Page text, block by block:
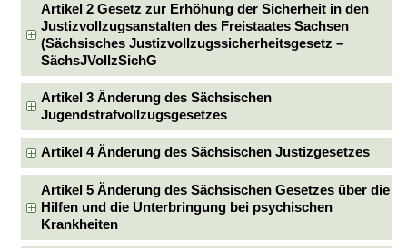
Artikel 2 Gesetz zur Erhöhung der Sicherheit in den
Justizvollzugsanstalten des Freistaates Sachsen
(Sächsisches Justizvollzugssicherheitsgesetz –
SächsJVollzSichG
Artikel 3 Änderung des Sächsischen
Jugendstrafvollzugsgesetzes
Artikel 4 Änderung des Sächsischen Justizgesetzes
Artikel 5 Änderung des Sächsischen Gesetzes über die
Hilfen und die Unterbringung bei psychischen
Krankheiten